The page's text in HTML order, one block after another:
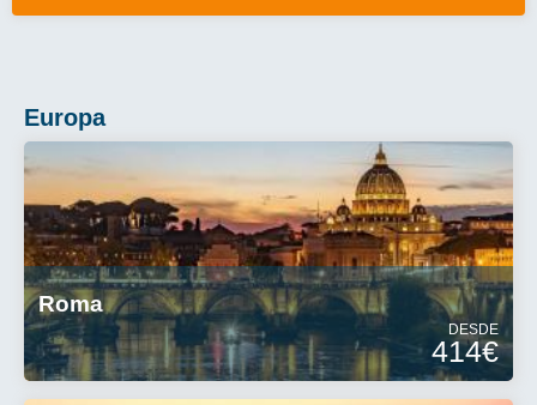
Grandes Viajes
Más..
Disney
Entradas/Ocio
Blog
Europa
Roma
DESDE
414€